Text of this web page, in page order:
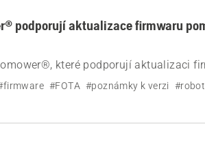
podporují aktualizace firmwaru
které podporují aktualizaci
firmwaru).
#FOTA #poznámky k verzi